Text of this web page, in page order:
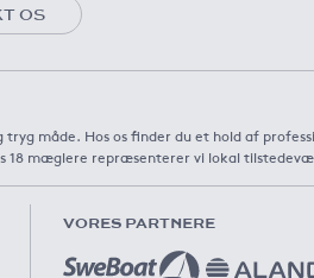
OS
måde. Hos os finder du et hold af
18 mæglere repræsenterer vi lokal
VORES PARTNERE